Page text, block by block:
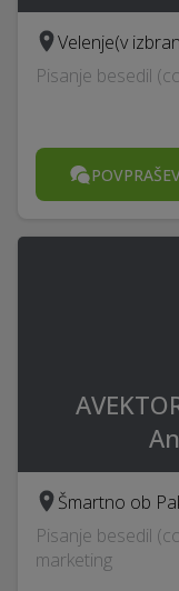
Velenje(v
Pisanje besedil
Šmartno ob
Pisanje besedil
marketing